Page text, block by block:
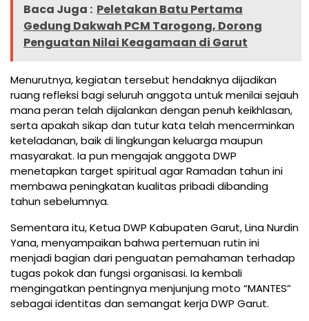
Baca Juga : Peletakan Batu Pertama
Gedung Dakwah PCM Tarogong, Dorong
Penguatan Nilai Keagamaan di Garut
Menurutnya, kegiatan tersebut hendaknya dijadikan
ruang refleksi bagi seluruh anggota untuk menilai sejauh
mana peran telah dijalankan dengan penuh keikhlasan,
serta apakah sikap dan tutur kata telah mencerminkan
keteladanan, baik di lingkungan keluarga maupun
masyarakat. Ia pun mengajak anggota DWP
menetapkan target spiritual agar Ramadan tahun ini
membawa peningkatan kualitas pribadi dibanding
tahun sebelumnya.
Sementara itu, Ketua DWP Kabupaten Garut, Lina Nurdin
Yana, menyampaikan bahwa pertemuan rutin ini
menjadi bagian dari penguatan pemahaman terhadap
tugas pokok dan fungsi organisasi. Ia kembali
mengingatkan pentingnya menjunjung moto “MANTES”
sebagai identitas dan semangat kerja DWP Garut.